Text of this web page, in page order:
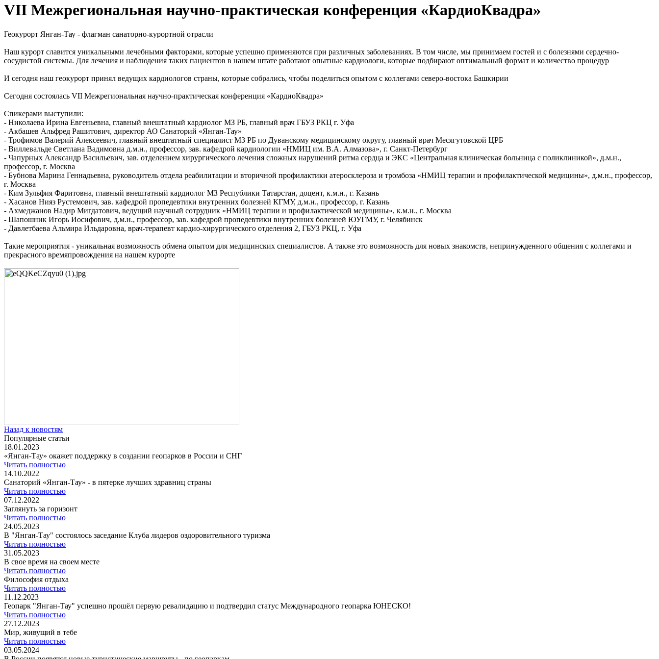
VII Межрегиональная научно-практическая конференция «КардиоКвадра»
Геокурорт Янган-Тау - флагман санаторно-курортной отрасли
Наш курорт славится уникальными лечебными факторами, которые успешно применяются при различных заболеваниях. В том числе, мы принимаем гостей и с болезнями сердечно-
сосудистой системы. Для лечения и наблюдения таких пациентов в нашем штате работают опытные кардиологи, которые подбирают оптимальный формат и количество процедур
И сегодня наш геокурорт принял ведущих кардиологов страны, которые собрались, чтобы поделиться опытом с коллегами северо-востока Башкирии
Сегодня состоялась VII Межрегиональная научно-практическая конференция «КардиоКвадра»
Спикерами выступили:
- Николаева Ирина Евгеньевна, главный внештатный кардиолог МЗ РБ, главный врач ГБУЗ РКЦ г. Уфа
- Акбашев Альфред Рашитович, директор АО Санаторий «Янган-Тау»
- Трофимов Валерий Алексеевич, главный внештатный специалист МЗ РБ по Дуванскому медицинскому округу, главный врач Месягутовской ЦРБ
- Виллевальде Светлана Вадимовна д.м.н., профессор, зав. кафедрой кардиологии «НМИЦ им. В.А. Алмазова», г. Санкт-Петербург
- Чапурных Александр Васильевич, зав. отделением хирургического лечения сложных нарушений ритма сердца и ЭКС «Центральная клиническая больница с поликлиникой», д.м.н.,
профессор, г. Москва
- Бубнова Марина Геннадьевна, руководитель отдела реабилитации и вторичной профилактики атеросклероза и тромбоза «НМИЦ терапии и профилактической медицины», д.м.н., профессор,
г. Москва
- Ким Зульфия Фаритовна, главный внештатный кардиолог МЗ Республики Татарстан, доцент, к.м.н., г. Казань
- Хасанов Нияз Рустемович, зав. кафедрой пропедевтики внутренних болезней КГМУ, д.м.н., профессор, г. Казань
- Ахмеджанов Надир Мигдатович, ведущий научный сотрудник «НМИЦ терапии и профилактической медицины», к.м.н., г. Москва
- Шапошник Игорь Иосифович, д.м.н., профессор, зав. кафедрой пропедевтики внутренних болезней ЮУГМУ, г. Челябинск
- Давлетбаева Альмира Ильдаровна, врач-терапевт кардио-хирургического отделения 2, ГБУЗ РКЦ, г. Уфа
Такие мероприятия - уникальная возможность обмена опытом для медицинских специалистов. А также это возможность для новых знакомств, непринужденного общения с коллегами и
прекрасного времяпровождения на нашем курорте
Назад к новостям
Популярные статьи
18.01.2023
«Янган-Тау» окажет поддержку в создании геопарков в России и СНГ
Читать полностью
14.10.2022
Санаторий «Янган-Тау» - в пятерке лучших здравниц страны
Читать полностью
07.12.2022
Заглянуть за горизонт
Читать полностью
24.05.2023
В "Янган-Тау" состоялось заседание Клуба лидеров оздоровительного туризма
Читать полностью
31.05.2023
В свое время на своем месте
Читать полностью
Философия отдыха
Читать полностью
11.12.2023
Геопарк "Янган-Тау" успешно прошёл первую ревалидацию и подтвердил статус Международного геопарка ЮНЕСКО!
Читать полностью
27.12.2023
Мир, живущий в тебе
Читать полностью
03.05.2024